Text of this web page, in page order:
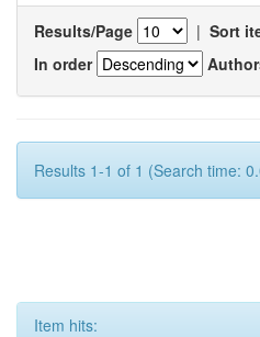
Results/Page | Sort
In order
Results 1-1 of 1 (Search time:
Item hits: